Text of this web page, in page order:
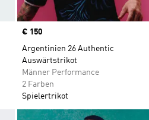
Price
€ 150
Argentinien 26 Authentic
Auswärtstrikot
Männer Performance
2 Farben
Spielertrikot